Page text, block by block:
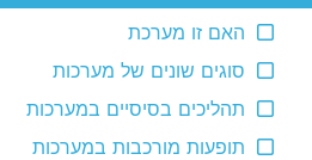
האם זו מערכת
סוגים שונים של מערכות
תהליכים בסיסיים במערכות
תופעות מורכבות במערכות